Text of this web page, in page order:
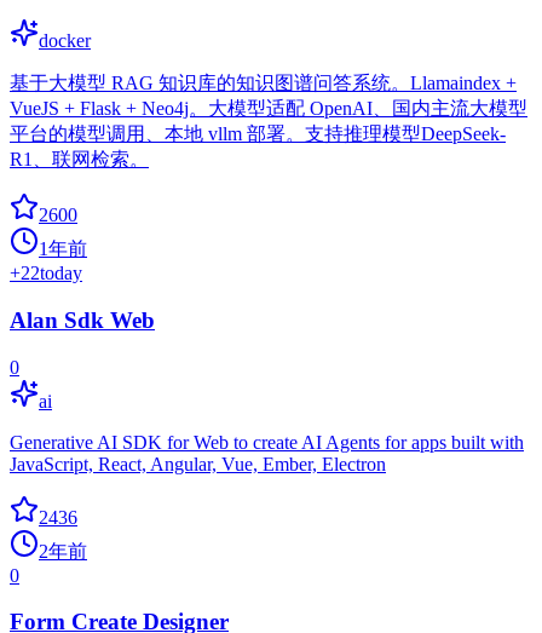
docker
基于大模型 RAG 知识库的知识图谱问答系统。Llamaindex +
VueJS + Flask + Neo4j。大模型适配 OpenAI、国内主流大模型
平台的模型调用、本地 vllm 部署。支持推理模型DeepSeek-
R1、联网检索。
2600
1年前
+22today
Alan Sdk Web
0
ai
Generative AI SDK for Web to create AI Agents for apps built with
JavaScript, React, Angular, Vue, Ember, Electron
2436
2年前
0
Form Create Designer